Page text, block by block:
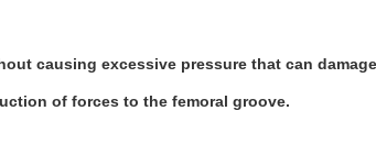
causing excessive pressure that can
of forces to the femoral groove.